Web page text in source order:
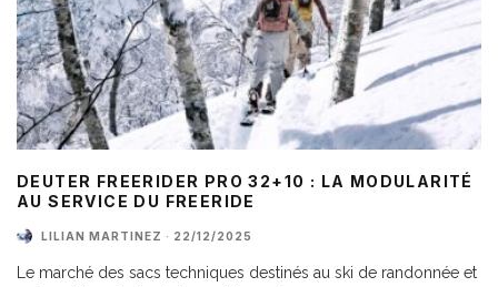
DEUTER FREERIDER PRO 32+10 : LA MODULARITÉ
AU SERVICE DU FREERIDE
LILIAN MARTINEZ · 22/12/2025
Le marché des sacs techniques destinés au ski de randonnée et